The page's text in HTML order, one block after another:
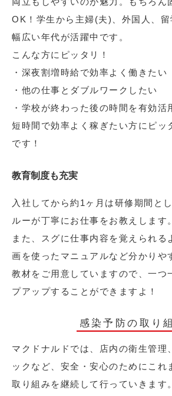
OK！学生から主婦(夫)、外国人、
幅広い年代が活躍中です。
こんな方にピッタリ！
・深夜割増時給で効率よく働きたい
・他の仕事とダブルワークしたい
・学校が終わった後の時間を有効活
短時間で効率よく稼ぎたい方にピッ
です！
教育制度も充実
入社してから約1ヶ月は研修期間と
ルーが丁寧にお仕事をお教えします。
また、スグに仕事内容を覚えられる
画を使ったマニュアルなど分かりや
教材をご用意していますので、一つ
プアップすることができますよ！
感染予防の取り
マクドナルドでは、店内の衛生管理
ックなど、安全・安心のためにこれ
取り組みを継続して行っていきます。